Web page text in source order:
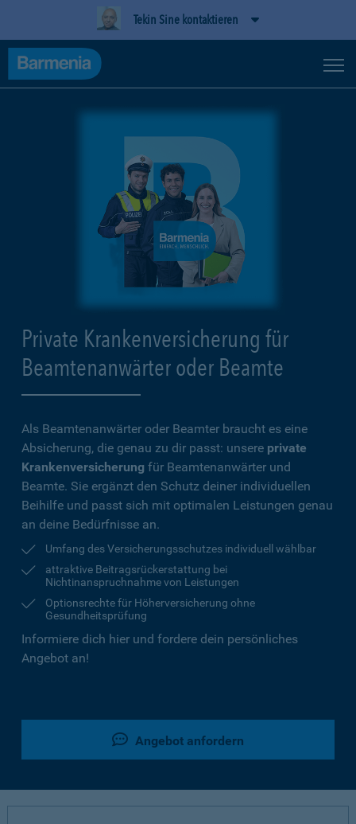
Tekin Sine kontaktieren
Private Krankenversicherung für
Beamtenanwärter oder Beamte
Als Beamtenanwärter oder Beamter braucht es eine
Absicherung, die genau zu dir passt: unsere private
Krankenversicherung für Beamtenanwärter und
Beamte. Sie ergänzt den Schutz deiner individuellen
Beihilfe und passt sich mit optimalen Leistungen genau
an deine Bedürfnisse an.
Umfang des Versicherungsschutzes individuell wählbar
attraktive Beitragsrückerstattung bei
Nichtinanspruchnahme von Leistungen
Optionsrechte für Höherversicherung ohne
Gesundheitsprüfung
Informiere dich hier und fordere dein persönliches
Angebot an!
Angebot anfordern